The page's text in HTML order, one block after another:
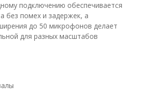
подключению обеспечивается
без помех и задержек, а
до 50 микрофонов делает
для разных масштабов